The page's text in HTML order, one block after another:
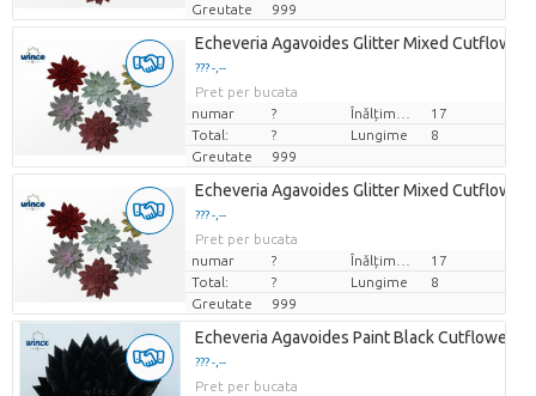
Greutate
999
Echeveria Agavoides Glitter Mixed Cutflower
??? -,--
Pret per bucata
numar
?
17
Total:
? Lungime
8
Greutate
999
Echeveria Agavoides Glitter Mixed Cutflower
??? -,--
Pret per bucata
numar
?
17
Total:
? Lungime
8
Greutate
999
Echeveria Agavoides Paint Black Cutflower
??? -,--
Pret per bucata